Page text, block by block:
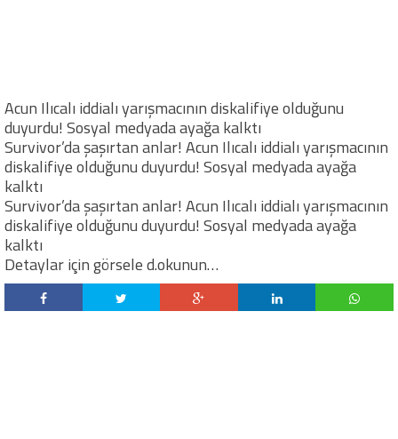
Acun Ilıcalı iddialı yarışmacının diskalifiye olduğunu
duyurdu! Sosyal medyada ayağa kalktı
Survivor’da şaşırtan anlar! Acun Ilıcalı iddialı yarışmacının
diskalifiye olduğunu duyurdu! Sosyal medyada ayağa
kalktı
Survivor’da şaşırtan anlar! Acun Ilıcalı iddialı yarışmacının
diskalifiye olduğunu duyurdu! Sosyal medyada ayağa
kalktı
Detaylar için görsele d.okunun…